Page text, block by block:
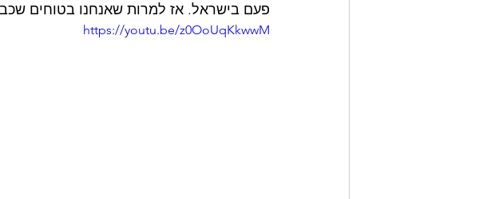
פעם בישראל. אז למרות שאנחנו בטוחים
https://youtu.be/z0OoUqKkwwM